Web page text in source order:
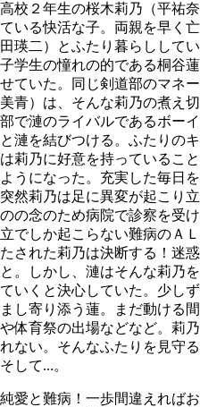
高校２年生の桜木莉乃（平祐
ている快活な子。両親を早く
田瑛二）とふたり暮らしして
子学生の憧れの的である桐谷
せていた。同じ剣道部のマネ
美青）は、そんな莉乃の煮え
部で漣のライバルであるボー
と漣を結びつける。ふたりの
は莉乃に好意を持っているこ
ようになった。充実した毎日
突然莉乃は足に異変が起こり
のの念のため病院で診察を受
立でしか起こらない難病のＡ
たされた莉乃は決断する！迷
と。しかし、漣はそんな莉乃
ていくと決心していた。少し
まし寄り添う蓮。まだ動ける
や体育祭の出場などなど。莉
れない。そんなふたりを見守
そして…。
純愛と難病！一歩間違えれば